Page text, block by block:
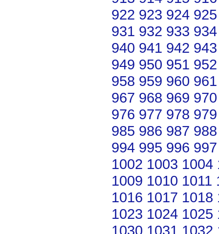
922 923 924 925
931 932 933 934
940 941 942 943
949 950 951 952
958 959 960 961
967 968 969 970
976 977 978 979
985 986 987 988
994 995 996 997
1002 1003 1004
1009 1010 1011
1016 1017 1018
1023 1024 1025
1030 1031 1032